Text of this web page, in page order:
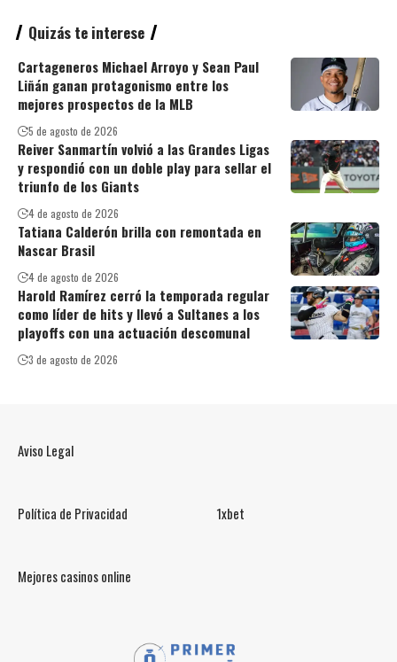
Quizás te interese
Cartageneros Michael Arroyo y Sean Paul
Liñán ganan protagonismo entre los
mejores prospectos de la MLB
5 de agosto de 2026
Reiver Sanmartín volvió a las Grandes Ligas
y respondió con un doble play para sellar el
triunfo de los Giants
4 de agosto de 2026
Tatiana Calderón brilla con remontada en
Nascar Brasil
4 de agosto de 2026
Harold Ramírez cerró la temporada regular
como líder de hits y llevó a Sultanes a los
playoffs con una actuación descomunal
3 de agosto de 2026
Aviso Legal
Política de Privacidad 1xbet
Mejores casinos online